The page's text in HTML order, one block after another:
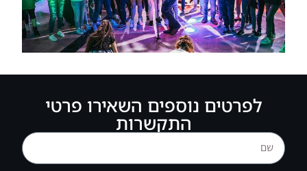
לפרטים נוספים השאירו פרטי
התקשרות